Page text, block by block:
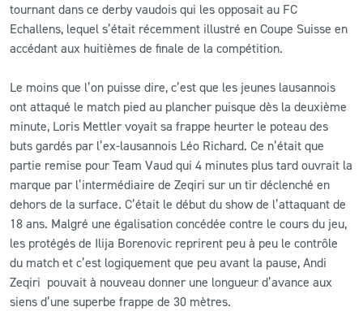
LS ACADEMY CAMPS
MATCH DES CELEBRITES
PRESSE ET MEDIAS
tournant dans ce derby vaudois qui les opposait au FC
Echallens, lequel s’était récemment illustré en Coupe Suisse en
accédant aux huitièmes de finale de la compétition.
Le moins que l’on puisse dire, c’est que les jeunes lausannois
ont attaqué le match pied au plancher puisque dès la deuxième
minute, Loris Mettler voyait sa frappe heurter le poteau des
buts gardés par l’ex-lausannois Léo Richard. Ce n’était que
partie remise pour Team Vaud qui 4 minutes plus tard ouvrait la
marque par l’intermédiaire de Zeqiri sur un tir déclenché en
dehors de la surface. C’était le début du show de l’attaquant de
18 ans. Malgré une égalisation concédée contre le cours du jeu,
les protégés de Ilija Borenovic reprirent peu à peu le contrôle
du match et c’est logiquement que peu avant la pause, Andi
Zeqiri pouvait à nouveau donner une longueur d’avance aux
siens d’une superbe frappe de 30 mètres.